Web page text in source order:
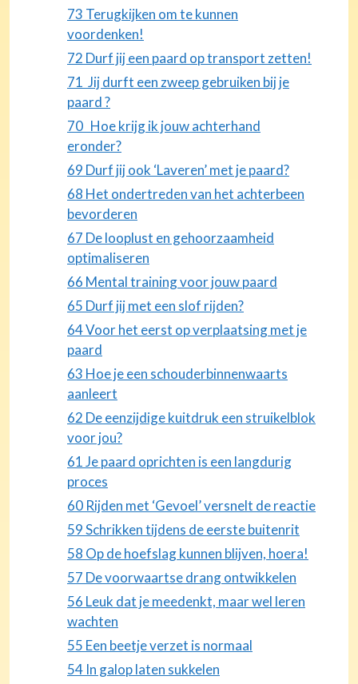
73 Terugkijken om te kunnen
voordenken!
72 Durf jij een paard op transport zetten!
71 Jij durft een zweep gebruiken bij je
paard ?
70 Hoe krijg ik jouw achterhand
eronder?
69 Durf jij ook ‘Laveren’ met je paard?
68 Het ondertreden van het achterbeen
bevorderen
67 De looplust en gehoorzaamheid
optimaliseren
66 Mental training voor jouw paard
65 Durf jij met een slof rijden?
64 Voor het eerst op verplaatsing met je
paard
63 Hoe je een schouderbinnenwaarts
aanleert
62 De eenzijdige kuitdruk een struikelblok
voor jou?
61 Je paard oprichten is een langdurig
proces
60 Rijden met ‘Gevoel’ versnelt de reactie
59 Schrikken tijdens de eerste buitenrit
58 Op de hoefslag kunnen blijven, hoera!
57 De voorwaartse drang ontwikkelen
56 Leuk dat je meedenkt, maar wel leren
wachten
55 Een beetje verzet is normaal
54 In galop laten sukkelen